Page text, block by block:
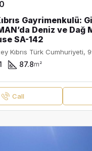
Gayrimenkulü:
Deniz ve Dağ
SA-142
Kıbrıs Türk Cumhuriyeti,
87.8m²
Call